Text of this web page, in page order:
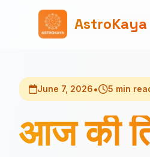
AstroKaya
June 7, 2026• 5 min
आज की